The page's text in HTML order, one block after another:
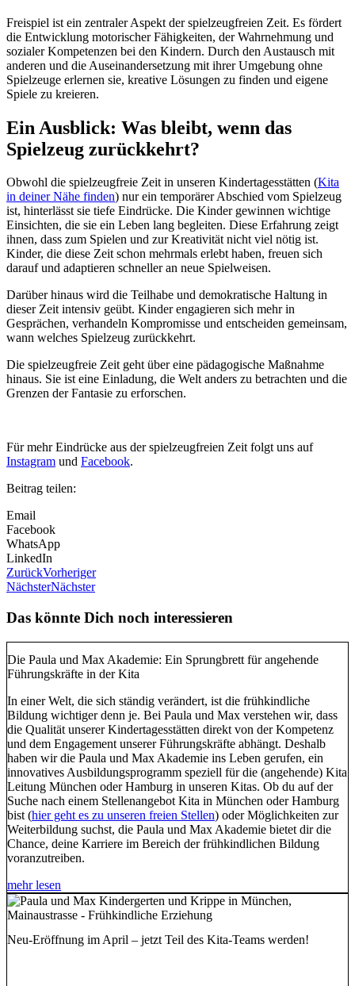
Freispiel ist ein zentraler Aspekt der spielzeugfreien Zeit. Es fördert
die Entwicklung motorischer Fähigkeiten, der Wahrnehmung und
sozialer Kompetenzen bei den Kindern. Durch den Austausch mit
anderen und die Auseinandersetzung mit ihrer Umgebung ohne
Spielzeuge erlernen sie, kreative Lösungen zu finden und eigene
Spiele zu kreieren.
Ein Ausblick: Was bleibt, wenn das
Spielzeug zurückkehrt?
Obwohl die spielzeugfreie Zeit in unseren Kindertagesstätten (Kita
in deiner Nähe finden) nur ein temporärer Abschied vom Spielzeug
ist, hinterlässt sie tiefe Eindrücke. Die Kinder gewinnen wichtige
Einsichten, die sie ein Leben lang begleiten. Diese Erfahrung zeigt
ihnen, dass zum Spielen und zur Kreativität nicht viel nötig ist.
Kinder, die diese Zeit schon mehrmals erlebt haben, freuen sich
darauf und adaptieren schneller an neue Spielweisen.
Darüber hinaus wird die Teilhabe und demokratische Haltung in
dieser Zeit intensiv geübt. Kinder engagieren sich mehr in
Gesprächen, verhandeln Kompromisse und entscheiden gemeinsam,
wann welches Spielzeug zurückkehrt.
Die spielzeugfreie Zeit geht über eine pädagogische Maßnahme
hinaus. Sie ist eine Einladung, die Welt anders zu betrachten und die
Grenzen der Fantasie zu erforschen.
Für mehr Eindrücke aus der spielzeugfreien Zeit folgt uns auf
Instagram und Facebook.
Beitrag teilen:
Email
Facebook
WhatsApp
LinkedIn
ZurückVorheriger
NächsterNächster
Das könnte Dich noch interessieren
Die Paula und Max Akademie: Ein Sprungbrett für angehende
Führungskräfte in der Kita
In einer Welt, die sich ständig verändert, ist die frühkindliche
Bildung wichtiger denn je. Bei Paula und Max verstehen wir, dass
die Qualität unserer Kindertagesstätten direkt von der Kompetenz
und dem Engagement unserer Führungskräfte abhängt. Deshalb
haben wir die Paula und Max Akademie ins Leben gerufen, ein
innovatives Ausbildungsprogramm speziell für die (angehende) Kita
Leitung München oder Hamburg in unseren Kitas. Ob du auf der
Suche nach einem Stellenangebot Kita in München oder Hamburg
bist (hier geht es zu unseren freien Stellen) oder Möglichkeiten zur
Weiterbildung suchst, die Paula und Max Akademie bietet dir die
Chance, deine Karriere im Bereich der frühkindlichen Bildung
voranzutreiben.
mehr lesen
Neu-Eröffnung im April – jetzt Teil des Kita-Teams werden!